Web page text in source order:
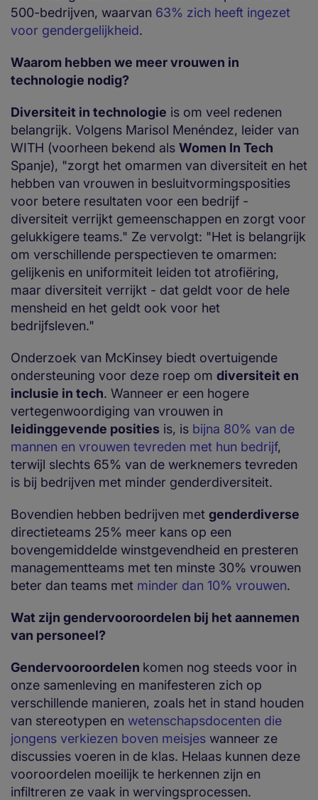
500-bedrijven, waarvan 63% zich heeft ingezet
voor gendergelijkheid.
Waarom hebben we meer vrouwen in
technologie nodig?
Diversiteit in technologie is om veel redenen
belangrijk. Volgens Marisol Menéndez, leider van
WITH (voorheen bekend als Women In Tech
Spanje), "zorgt het omarmen van diversiteit en het
hebben van vrouwen in besluitvormingsposities
voor betere resultaten voor een bedrijf -
diversiteit verrijkt gemeenschappen en zorgt voor
gelukkigere teams." Ze vervolgt: "Het is belangrijk
om verschillende perspectieven te omarmen:
gelijkenis en uniformiteit leiden tot atrofiëring,
maar diversiteit verrijkt - dat geldt voor de hele
mensheid en het geldt ook voor het
bedrijfsleven."
Onderzoek van McKinsey biedt overtuigende
ondersteuning voor deze roep om diversiteit en
inclusie in tech. Wanneer er een hogere
vertegenwoordiging van vrouwen in
leidinggevende posities is, is bijna 80% van de
mannen en vrouwen tevreden met hun bedrijf,
terwijl slechts 65% van de werknemers tevreden
is bij bedrijven met minder genderdiversiteit.
Bovendien hebben bedrijven met genderdiverse
directieteams 25% meer kans op een
bovengemiddelde winstgevendheid en presteren
managementteams met ten minste 30% vrouwen
beter dan teams met minder dan 10% vrouwen.
Wat zijn gendervooroordelen bij het aannemen
van personeel?
Gendervooroordelen komen nog steeds voor in
onze samenleving en manifesteren zich op
verschillende manieren, zoals het in stand houden
van stereotypen en wetenschapsdocenten die
jongens verkiezen boven meisjes wanneer ze
discussies voeren in de klas. Helaas kunnen deze
vooroordelen moeilijk te herkennen zijn en
infiltreren ze vaak in wervingsprocessen.